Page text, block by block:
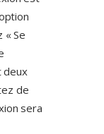
« Se
deux
de
sera